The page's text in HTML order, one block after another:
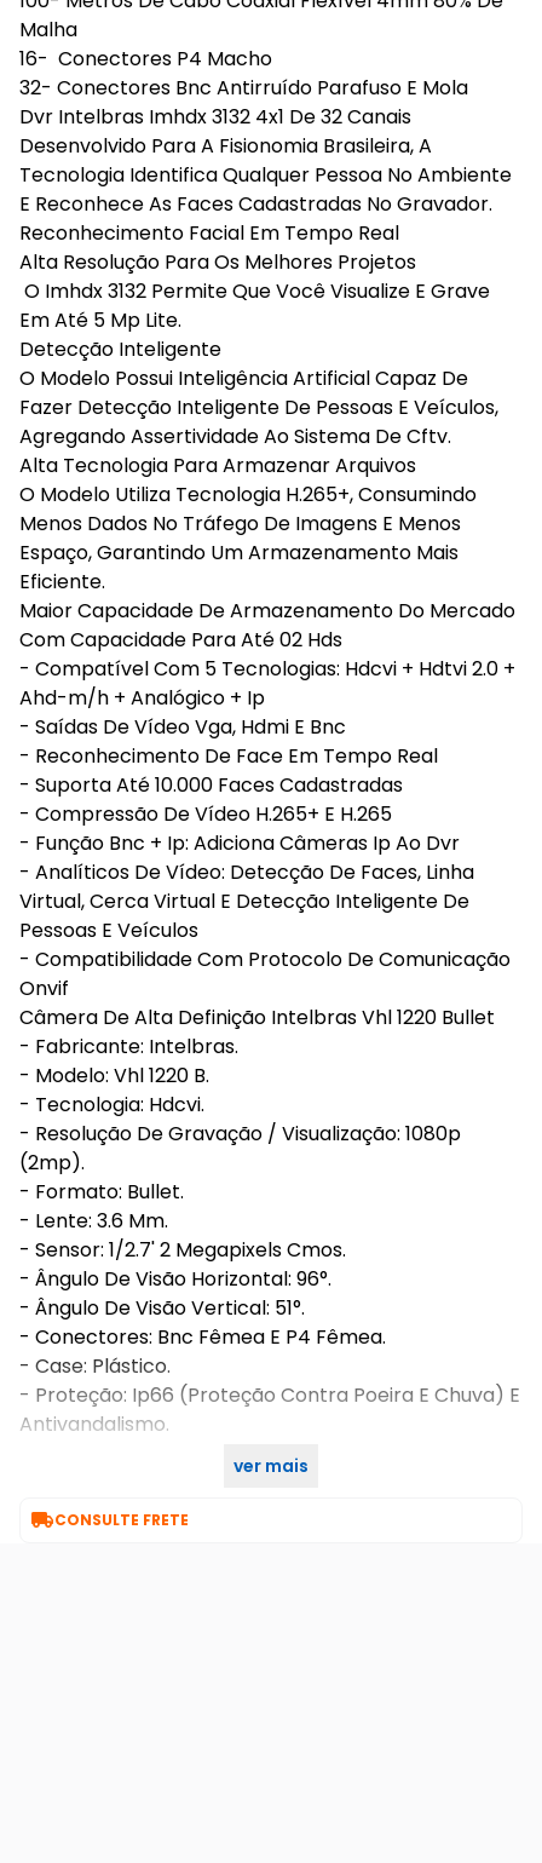
Malha
16- Conectores P4 Macho
32- Conectores Bnc Antirruído Parafuso E Mola
Dvr Intelbras Imhdx 3132 4x1 De 32 Canais
Desenvolvido Para A Fisionomia Brasileira, A
Tecnologia Identifica Qualquer Pessoa No Ambiente
E Reconhece As Faces Cadastradas No Gravador.
Reconhecimento Facial Em Tempo Real
Alta Resolução Para Os Melhores Projetos
O Imhdx 3132 Permite Que Você Visualize E Grave
Em Até 5 Mp Lite.
Detecção Inteligente
O Modelo Possui Inteligência Artificial Capaz De
Fazer Detecção Inteligente De Pessoas E Veículos,
Agregando Assertividade Ao Sistema De Cftv.
Alta Tecnologia Para Armazenar Arquivos
O Modelo Utiliza Tecnologia H.265+, Consumindo
Menos Dados No Tráfego De Imagens E Menos
Espaço, Garantindo Um Armazenamento Mais
Eficiente.
Maior Capacidade De Armazenamento Do Mercado
Com Capacidade Para Até 02 Hds
- Compatível Com 5 Tecnologias: Hdcvi + Hdtvi 2.0 +
Ahd-m/h + Analógico + Ip
- Saídas De Vídeo Vga, Hdmi E Bnc
- Reconhecimento De Face Em Tempo Real
- Suporta Até 10.000 Faces Cadastradas
- Compressão De Vídeo H.265+ E H.265
- Função Bnc + Ip: Adiciona Câmeras Ip Ao Dvr
- Analíticos De Vídeo: Detecção De Faces, Linha
Virtual, Cerca Virtual E Detecção Inteligente De
Pessoas E Veículos
- Compatibilidade Com Protocolo De Comunicação
Onvif
Câmera De Alta Definição Intelbras Vhl 1220 Bullet
- Fabricante: Intelbras.
- Modelo: Vhl 1220 B.
- Tecnologia: Hdcvi.
- Resolução De Gravação / Visualização: 1080p
(2mp).
- Formato: Bullet.
- Lente: 3.6 Mm.
- Sensor: 1/2.7' 2 Megapixels Cmos.
- Ângulo De Visão Horizontal: 96°.
- Ângulo De Visão Vertical: 51°.
- Conectores: Bnc Fêmea E P4 Fêmea.
- Case: Plástico.
- Proteção: Ip66 (Proteção Contra Poeira E Chuva) E
Antivandalismo.
ver mais
CONSULTE FRETE